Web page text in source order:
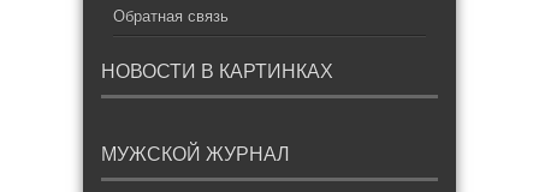
Обратная связь
НОВОСТИ В КАРТИНКАХ
МУЖСКОЙ ЖУРНАЛ